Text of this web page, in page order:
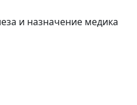
и назначение медика